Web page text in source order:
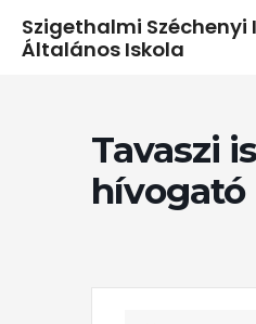
Szigethalmi Széchenyi
Általános Iskola
Tavaszi
hívogató